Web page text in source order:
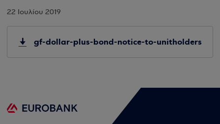
22 Ιουλίου 2019
gf-dollar-plus-bond-notice-to-unitholders